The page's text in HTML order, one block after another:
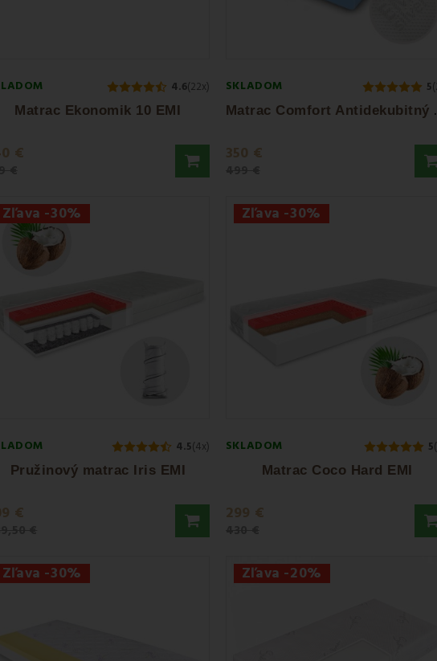
4.6(22x)
Matrac Ekonomik 10 EMI
€
SKLADOM 5
atrac
350 €
Zľava -30%
4.5(4x)
Pružinový matrac Iris EMI
€
Zľava -30%
SKLADOM 5
Matrac Coco Hard EMI
299 €
Zľava -30% Zľava -20%